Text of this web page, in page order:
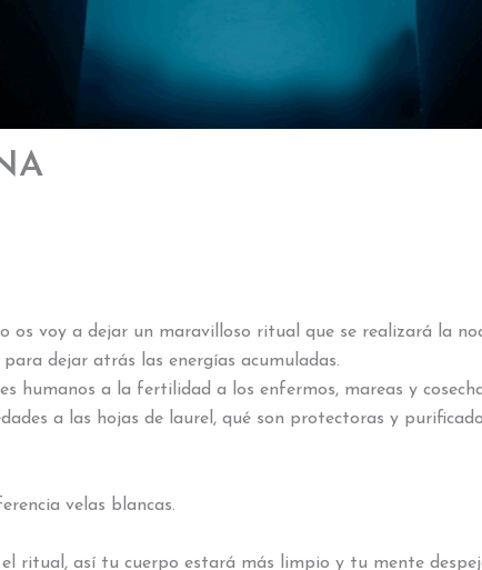
os voy a dejar un maravilloso ritual que se realizará la
dejar atrás las energías acumuladas.
humanos a la fertilidad a los enfermos, mareas y
a las hojas de laurel, qué son protectoras y
velas blancas.
ritual, así tu cuerpo estará más limpio y tu mente